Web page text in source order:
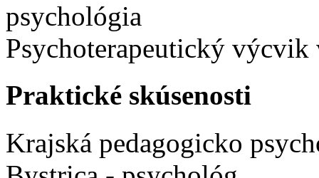
psychológia
Psychoterapeutický
Praktické skúsenosti
Krajská pedagogicko